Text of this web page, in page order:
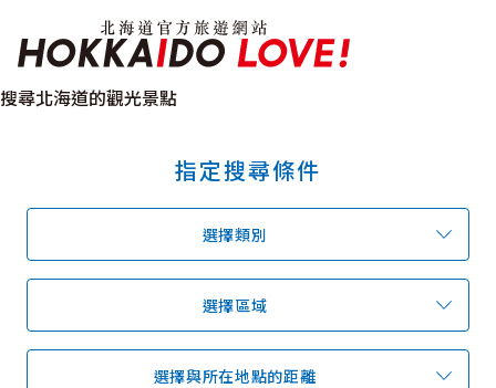
溫泉
區域指南
預約
搜尋北海道的觀光景點
指定搜尋條件
選擇類別
選擇區域
選擇與所在地點的距離